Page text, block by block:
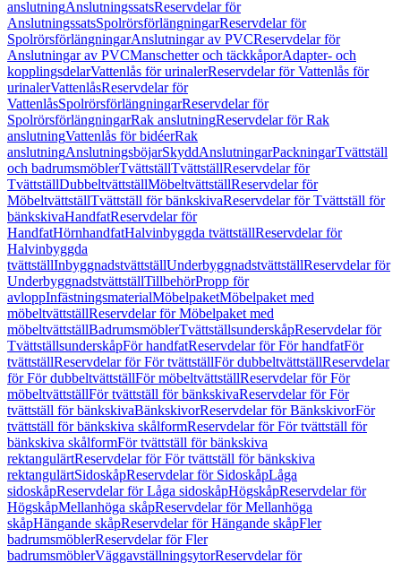
anslutningAnslutningssatsReservdelar för
AnslutningssatsSpolrörsförlängningarReservdelar för
SpolrörsförlängningarAnslutningar av PVCReservdelar för
Anslutningar av PVCManschetter och täckkåporAdapter- och
kopplingsdelarVattenlås för urinalerReservdelar för Vattenlås för
urinalerVattenlåsReservdelar för
VattenlåsSpolrörsförlängningarReservdelar för
SpolrörsförlängningarRak anslutningReservdelar för Rak
anslutningVattenlås för bidéerRak
anslutningAnslutningsböjarSkyddAnslutningarPackningarTvättställ
och badrumsmöblerTvättställTvättställReservdelar för
TvättställDubbeltvättställMöbeltvättställReservdelar för
MöbeltvättställTvättställ för bänkskivaReservdelar för Tvättställ för
bänkskivaHandfatReservdelar för
HandfatHörnhandfatHalvinbyggda tvättställReservdelar för
Halvinbyggda
tvättställInbyggnadstvättställUnderbyggnadstvättställReservdelar för
UnderbyggnadstvättställTillbehörPropp för
avloppInfästningsmaterialMöbelpaketMöbelpaket med
möbeltvättställReservdelar för Möbelpaket med
möbeltvättställBadrumsmöblerTvättställsunderskåpReservdelar för
TvättställsunderskåpFör handfatReservdelar för För handfatFör
tvättställReservdelar för För tvättställFör dubbeltvättställReservdelar
för För dubbeltvättställFör möbeltvättställReservdelar för För
möbeltvättställFör tvättställ för bänkskivaReservdelar för För
tvättställ för bänkskivaBänkskivorReservdelar för BänkskivorFör
tvättställ för bänkskiva skålformReservdelar för För tvättställ för
bänkskiva skålformFör tvättställ för bänkskiva
rektangulärtReservdelar för För tvättställ för bänkskiva
rektangulärtSidoskåpReservdelar för SidoskåpLåga
sidoskåpReservdelar för Låga sidoskåpHögskåpReservdelar för
HögskåpMellanhöga skåpReservdelar för Mellanhöga
skåpHängande skåpReservdelar för Hängande skåpFler
badrumsmöblerReservdelar för Fler
badrumsmöblerVäggavställningsytorReservdelar för